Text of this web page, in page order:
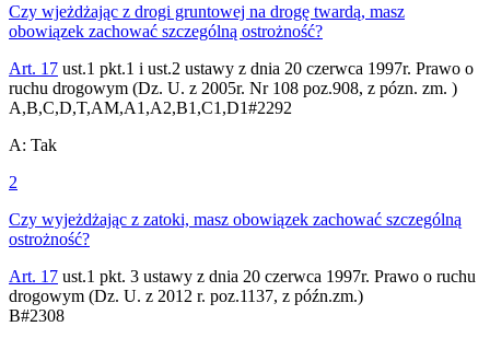
Czy wjeżdżając z drogi gruntowej na drogę twardą, masz
obowiązek zachować szczególną ostrożność?
Art. 17 ust.1 pkt.1 i ust.2 ustawy z dnia 20 czerwca 1997r. Prawo o
ruchu drogowym (Dz. U. z 2005r. Nr 108 poz.908, z pózn. zm. )
A,B,C,D,T,AM,A1,A2,B1,C1,D1#2292
A: Tak
2
Czy wyjeżdżając z zatoki, masz obowiązek zachować szczególną
ostrożność?
Art. 17 ust.1 pkt. 3 ustawy z dnia 20 czerwca 1997r. Prawo o ruchu
drogowym (Dz. U. z 2012 r. poz.1137, z późn.zm.)
B#2308